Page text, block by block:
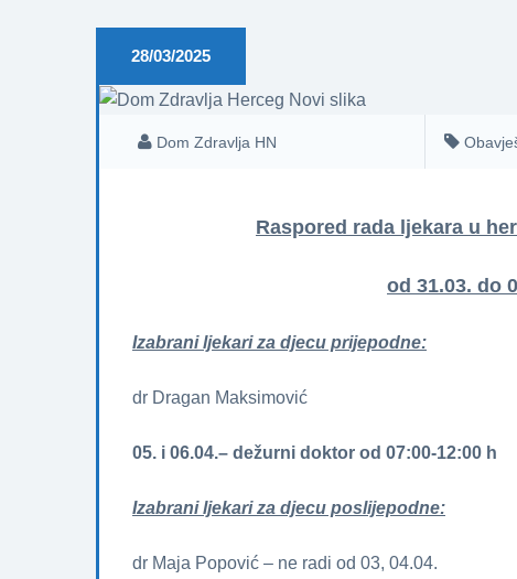
28/03/2025
Dom Zdravlja HN
Raspored rada ljekara u
od 31.03. do
Izabrani ljekari za djecu prijepodne:
dr Dragan Maksimović
05. i 06.04.– dežurni doktor od 07:00-12:00 h
Izabrani ljekari za djecu poslijepodne:
dr Maja Popović – ne radi od 03, 04.04.